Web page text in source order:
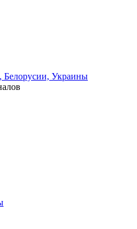
Белорусии, Украины